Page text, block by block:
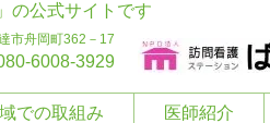
の公式サイトです
市舟岡町362－17
6008-3929
での取組み 医師紹介